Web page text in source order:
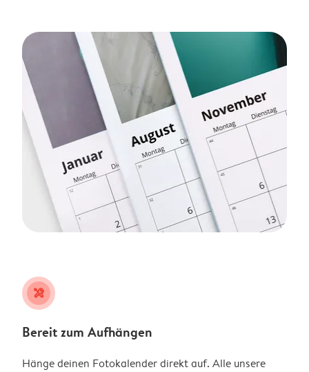
tools
Bereit zum Aufhängen
Hänge deinen Fotokalender direkt auf. Alle unsere